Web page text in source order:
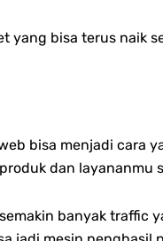
yang bisa terus naik
bisa menjadi cara
dan layananmu
banyak traffic